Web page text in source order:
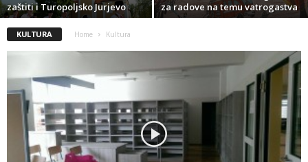
zaštiti i Turopoljsko Jurjevo
za radove na temu vatrogastva
KULTURA Home Kultura